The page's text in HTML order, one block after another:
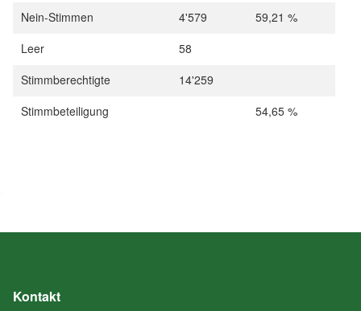
Nein-Stimmen
4'579
59,21 %
Leer
58
Stimmberechtigte
14'259
Stimmbeteiligung
54,65 %
Kontakt